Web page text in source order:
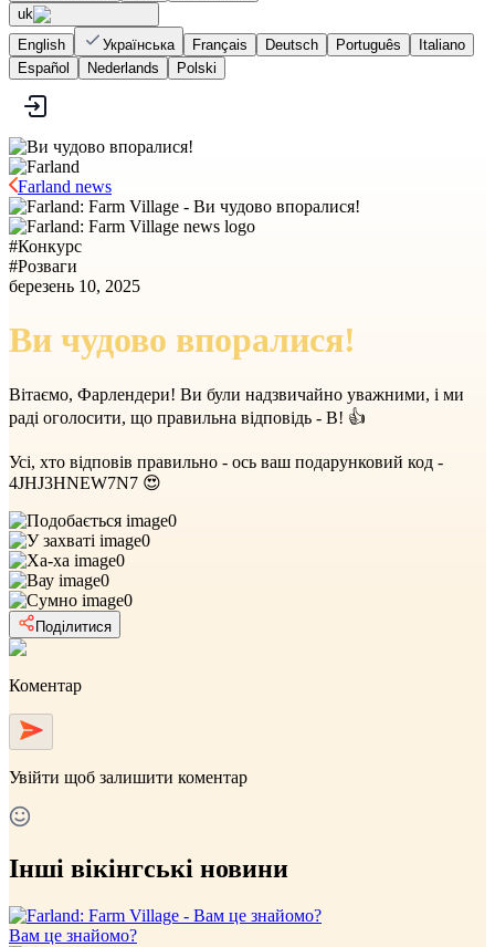
uk
English
Українська Français Deutsch Português
Italiano
Español
Nederlands Polski
Farland news
#Конкурс
#Розваги
березень 10, 2025
Ви чудово впоралися!
Вітаємо, Фарлендери! Ви були надзвичайно уважними, і ми
раді оголосити, що правильна відповідь - B! 👍
Усі, хто відповів правильно - ось ваш подарунковий код -
4JHJ3HNEW7N7 😍
0
0
0
0
0
Поділитися
Коментар
Увійти щоб залишити коментар
Інші вікінгські новини
Вам це знайомо?